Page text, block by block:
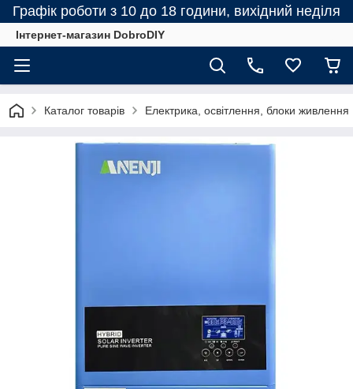
Графік роботи з 10 до 18 години, вихідний неділя
Інтернет-магазин DobroDIY
Каталог товарів Електрика, освітлення, блоки живлення